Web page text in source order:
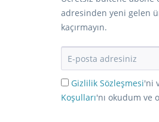
adresinden yeni gelen
kaçırmayın.
Gizlilik Sözleşmesi'ni
Koşulları'nı okudum ve